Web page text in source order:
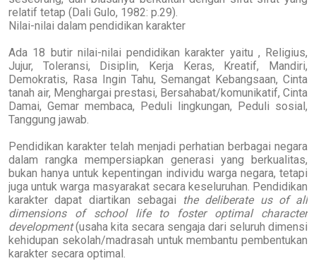
relatif tetap (Dali Gulo, 1982: p.29).
Nilai-nilai dalam pendidikan karakter
Ada 18 butir nilai-nilai pendidikan karakter yaitu , Religius,
Jujur, Toleransi, Disiplin, Kerja Keras, Kreatif, Mandiri,
Demokratis, Rasa Ingin Tahu, Semangat Kebangsaan, Cinta
tanah air, Menghargai prestasi, Bersahabat/komunikatif, Cinta
Damai, Gemar membaca, Peduli lingkungan, Peduli sosial,
Tanggung jawab.
Pendidikan karakter telah menjadi perhatian berbagai negara
dalam rangka mempersiapkan generasi yang berkualitas,
bukan hanya untuk kepentingan individu warga negara, tetapi
juga untuk warga masyarakat secara keseluruhan. Pendidikan
karakter dapat diartikan sebagai
the deliberate us of all
dimensions of school life to foster optimal character
development(usaha kita secara sengaja dari seluruh dimensi
kehidupan sekolah/madrasah untuk membantu pembentukan
karakter secara optimal.